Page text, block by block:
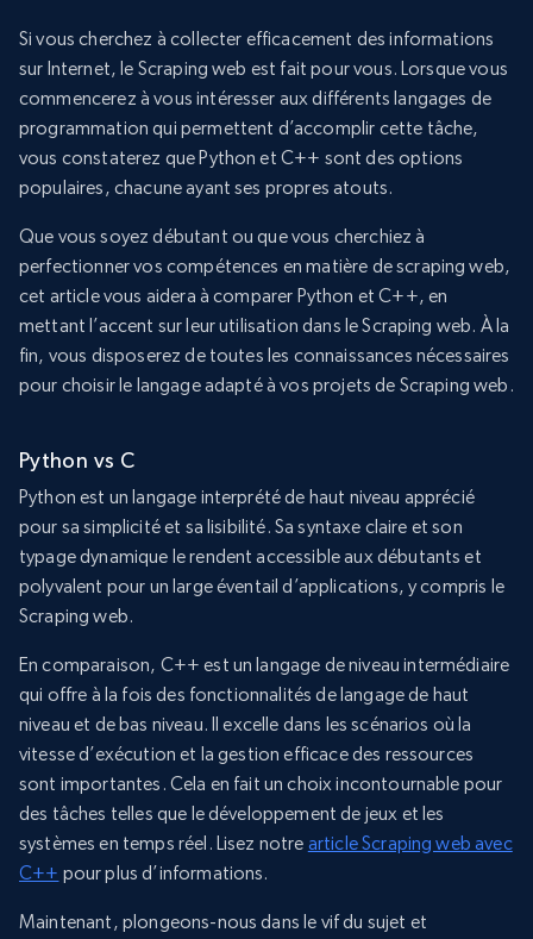
Si vous cherchez à collecter efficacement des informations
sur Internet, le Scraping web est fait pour vous. Lorsque vous
commencerez à vous intéresser aux différents langages de
programmation qui permettent d’accomplir cette tâche,
vous constaterez que Python et C++ sont des options
populaires, chacune ayant ses propres atouts.
Que vous soyez débutant ou que vous cherchiez à
perfectionner vos compétences en matière de scraping web,
cet article vous aidera à comparer Python et C++, en
mettant l’accent sur leur utilisation dans le Scraping web. À la
fin, vous disposerez de toutes les connaissances nécessaires
pour choisir le langage adapté à vos projets de Scraping web.
Python vs C
Python est un langage interprété de haut niveau apprécié
pour sa simplicité et sa lisibilité. Sa syntaxe claire et son
typage dynamique le rendent accessible aux débutants et
polyvalent pour un large éventail d’applications, y compris le
Scraping web.
En comparaison, C++ est un langage de niveau intermédiaire
qui offre à la fois des fonctionnalités de langage de haut
niveau et de bas niveau. Il excelle dans les scénarios où la
vitesse d’exécution et la gestion efficace des ressources
sont importantes. Cela en fait un choix incontournable pour
des tâches telles que le développement de jeux et les
systèmes en temps réel. Lisez notre article Scraping web avec
C++ pour plus d’informations.
Maintenant, plongeons-nous dans le vif du sujet et